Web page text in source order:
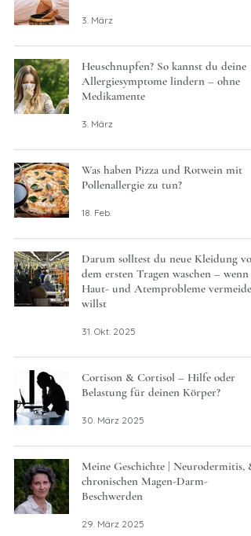
3. März
Heuschnupfen? So kannst du deine
Allergiesymptome lindern – ohne
Medikamente
3. März
Was haben Pizza und Rotwein mit
Pollenallergie zu tun?
18. Feb.
Darum solltest du neue Kleidung vor
dem ersten Tragen waschen – wenn
Haut- und Atemprobleme vermeiden
willst
31. Okt. 2025
Cortison & Cortisol – Hilfe oder
Belastung für deinen Körper?
30. März 2025
Meine Geschichte | Neurodermitis, &
chronischen Magen-Darm-
Beschwerden
29. März 2025